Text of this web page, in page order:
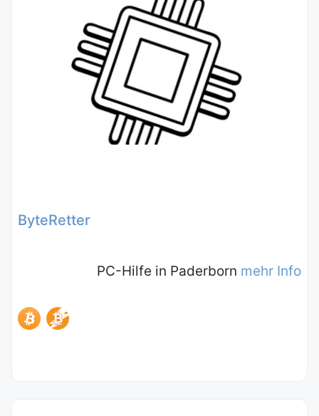
ByteRetter
PC-Hilfe in Paderborn mehr Info